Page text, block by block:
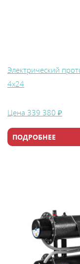
Электрический
4х24
Цена 339 380 ₽
ПОДРОБНЕЕ